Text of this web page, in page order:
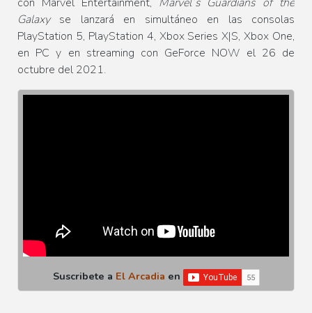
Galaxy
se lanzará en simultáneo en las consolas
PlayStation 5, PlayStation 4, Xbox Series X|S, Xbox One,
en PC y en streaming con GeForce NOW el 26 de
octubre del 2021.
Suscribete a El Arcadia en